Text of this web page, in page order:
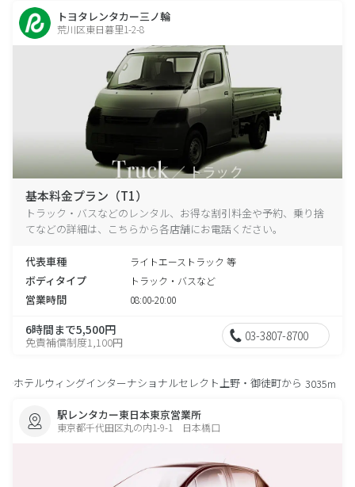
トヨタレンタカー三ノ輪
荒川区東日暮里1-2-8
基本料金プラン（T1）
トラック・バスなどのレンタル、お得な割引料金や予約、乗り捨
てなどの詳細は、こちらから各店舗にお電話ください。
代表車種 ライトエーストラック 等
ボディタイプ トラック・バスなど
営業時間 08:00-20:00
6時間まで5,500円
免責補償制度1,100円 03-3807-8700
ホテルウィングインターナショナルセレクト上野・御徒町から 3035m
駅レンタカー東日本東京営業所
東京都千代田区丸の内1-9-1 日本橋口